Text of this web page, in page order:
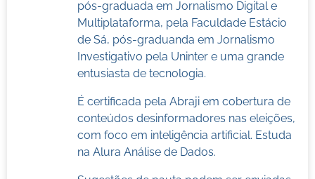
pós-graduada em Jornalismo Digital e
Multiplataforma, pela Faculdade Estácio
de Sá, pós-graduanda em Jornalismo
Investigativo pela Uninter e uma grande
entusiasta de tecnologia.
É certificada pela Abraji em cobertura de
conteúdos desinformadores nas eleições,
com foco em inteligência artificial. Estuda
na Alura Análise de Dados.